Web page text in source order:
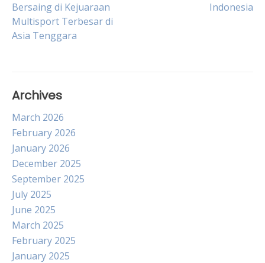
navigation
Bersaing di Kejuaraan
Multisport Terbesar di
Asia Tenggara
Indonesia
Archives
March 2026
February 2026
January 2026
December 2025
September 2025
July 2025
June 2025
March 2025
February 2025
January 2025